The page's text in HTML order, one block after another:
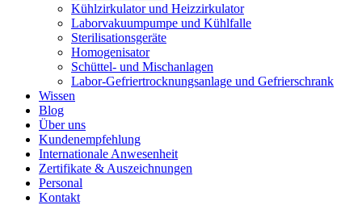
Kühlzirkulator und Heizzirkulator
Laborvakuumpumpe und Kühlfalle
Sterilisationsgeräte
Homogenisator
Schüttel- und Mischanlagen
Labor-Gefriertrocknungsanlage und Gefrierschrank
Wissen
Blog
Über uns
Kundenempfehlung
Internationale Anwesenheit
Zertifikate & Auszeichnungen
Personal
Kontakt